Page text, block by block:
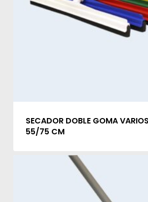
SECADOR DOBLE GOMA
55/75 CM